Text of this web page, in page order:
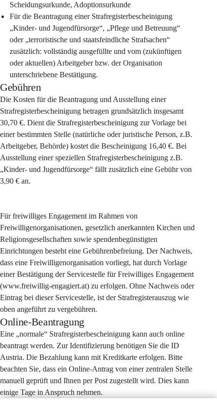
Scheidungsurkunde, Adoptionsurkunde
Für die Beantragung einer Strafregisterbescheinigung
„Kinder- und Jugendfürsorge“, „Pflege und Betreuung“
oder „terroristische und staatsfeindliche Strafsachen“
zusätzlich: vollständig ausgefüllte und vom (zukünftigen
oder aktuellen) Arbeitgeber bzw. der Organisation
unterschriebene Bestätigung.
Gebühren
Die Kosten für die Beantragung und Ausstellung einer
Strafregisterbescheinigung betragen grundsätzlich insgesamt
30,70 €. Dient die Strafregisterbescheinigung zur Vorlage bei
einer bestimmten Stelle (natürliche oder juristische Person, z.B.
Arbeitgeber, Behörde) kostet die Bescheinigung 16,40 €. Bei
Ausstellung einer speziellen Strafregisterbescheinigung z.B.
„Kinder- und Jugendfürsorge“ fällt zusätzlich eine Gebühr von
3,90 € an.
Für freiwilliges Engagement im Rahmen von
Freiwilligenorganisationen, gesetzlich anerkannten Kirchen und
Religionsgesellschaften sowie spendenbegünstigten
Einrichtungen besteht eine Gebührenbefreiung. Der Nachweis,
dass eine Freiwilligenorganisation vorliegt, hat durch Vorlage
einer Bestätigung der Servicestelle für Freiwilliges Engagement
(www.freiwillig-engagiert.at) zu erfolgen. Ohne Nachweis oder
Eintrag bei dieser Servicestelle, ist der Strafregisterauszug wie
oben angeführt zu vergebühren.
Online-Beantragung
Eine „normale“ Strafregisterbescheinigung kann auch online
beantragt werden. Zur Identifizierung benötigen Sie die ID
Austria. Die Bezahlung kann mit Kreditkarte erfolgen. Bitte
beachten Sie, dass ein Online-Antrag von einer zentralen Stelle
manuell geprüft und Ihnen per Post zugestellt wird. Dies kann
einige Tage in Anspruch nehmen.